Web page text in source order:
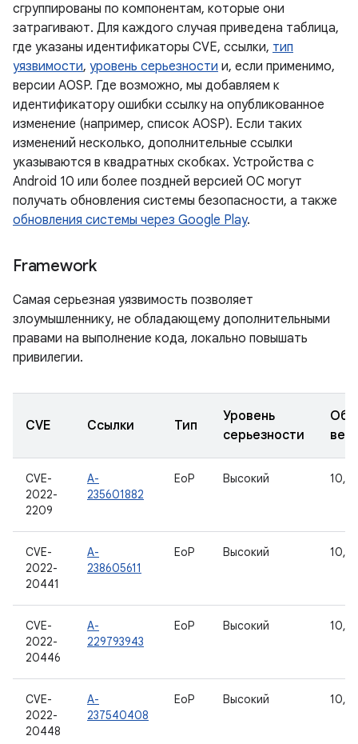
сгруппированы по компонентам, которые они
затрагивают. Для каждого случая приведена таблица,
где указаны идентификаторы CVE, ссылки, тип
уязвимости, уровень серьезности и, если применимо,
версии AOSP. Где возможно, мы добавляем к
идентификатору ошибки ссылку на опубликованное
изменение (например, список AOSP). Если таких
изменений несколько, дополнительные ссылки
указываются в квадратных скобках. Устройства с
Android 10 или более поздней версией ОС могут
получать обновления системы безопасности, а также
обновления системы через Google Play.
Framework
Самая серьезная уязвимость позволяет
злоумышленнику, не обладающему дополнительными
правами на выполнение кода, локально повышать
привилегии.
CVE Ссылки Тип
Уровень
серьезности
CVE-
2022-
2209
A-
235601882
EoP Высокий 10,
CVE-
2022-
20441
A-
238605611
EoP Высокий 10,
CVE-
2022-
20446
A-
229793943
EoP Высокий 10, 11
CVE-
2022-
20448
A-
237540408
EoP Высокий 10,